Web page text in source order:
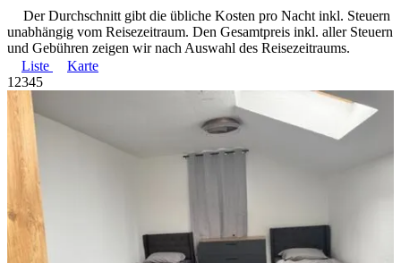
Der Durchschnitt gibt die übliche Kosten pro Nacht inkl. Steuern
unabhängig vom Reisezeitraum. Den Gesamtpreis inkl. aller Steuern
und Gebühren zeigen wir nach Auswahl des Reisezeitraums.
Liste
Karte
1 2345